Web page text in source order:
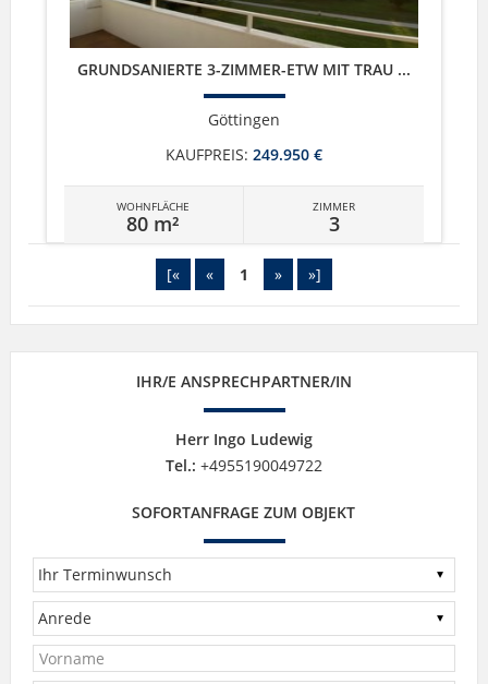
GRUNDSANIERTE 3-ZIMMER-ETW MIT TRAU ...
Göttingen
KAUFPREIS: 249.950 €
WOHNFLÄCHE
80 m²
ZIMMER
3
[« « 1 » »]
IHR/E ANSPRECHPARTNER/IN
Herr Ingo Ludewig
Tel.: +4955190049722
SOFORTANFRAGE ZUM OBJEKT